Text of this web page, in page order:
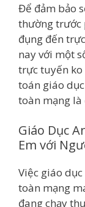
Để đảm bảo
thường trước
đụng đến
nay với một
trực tuyến ko
toán giáo
toàn mạng
Giáo Dục
Em với
Việc giáo
toàn mạng
đang chạy